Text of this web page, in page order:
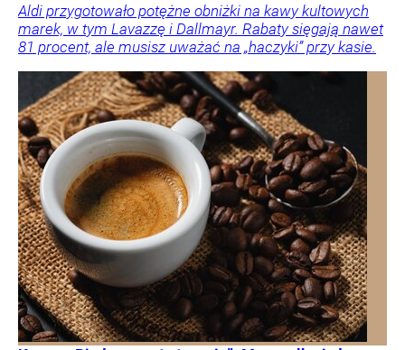
Aldi przygotowało potężne obniżki na kawy kultowych
marek, w tym Lavazzę i Dallmayr. Rabaty sięgają nawet
81 procent, ale musisz uważać na „haczyki” przy kasie.